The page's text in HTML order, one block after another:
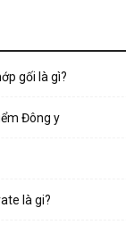
gối là gì?
Đông y
là gi?